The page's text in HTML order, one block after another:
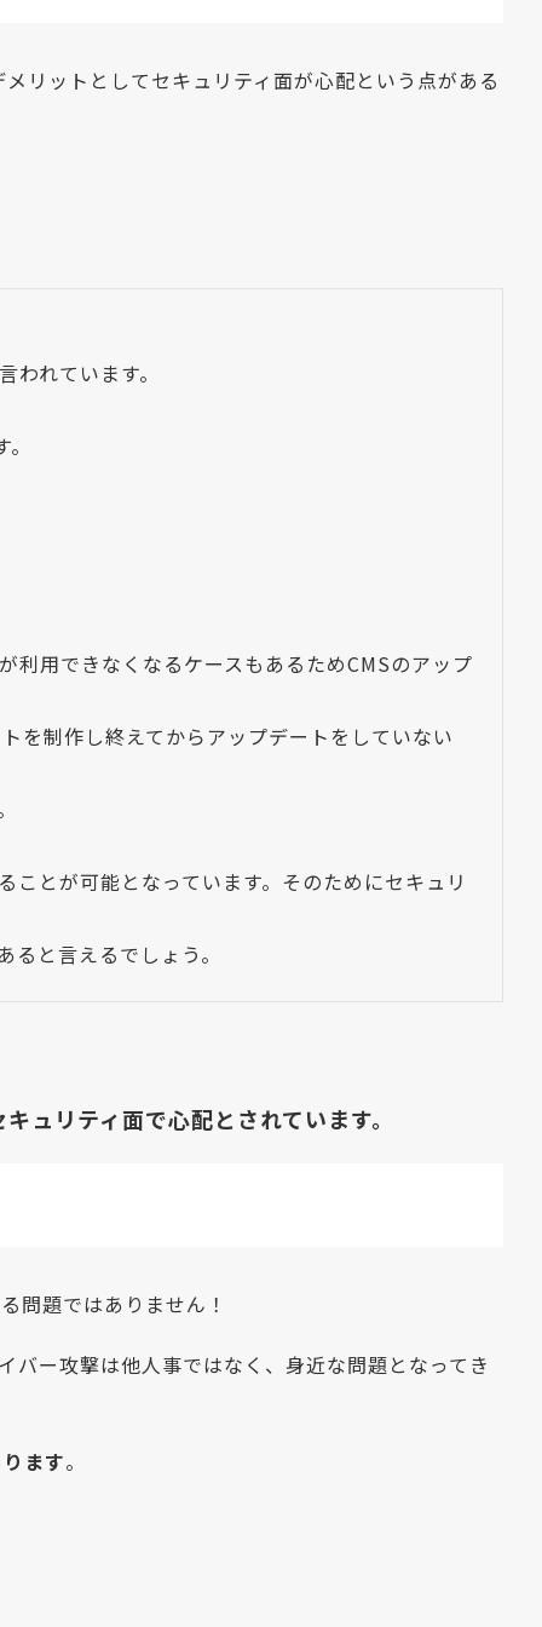
リットとしてセキュリティ面が心配という点がある
れています。
利用できなくなるケースもあるためCMSのアップ
を制作し終えてからアップデートをしていない
とが可能となっています。そのためにセキュリ
と言えるでしょう。
ュリティ面で心配とされています。
問題ではありません！
バー攻撃は他人事ではなく、身近な問題となってき
ます。